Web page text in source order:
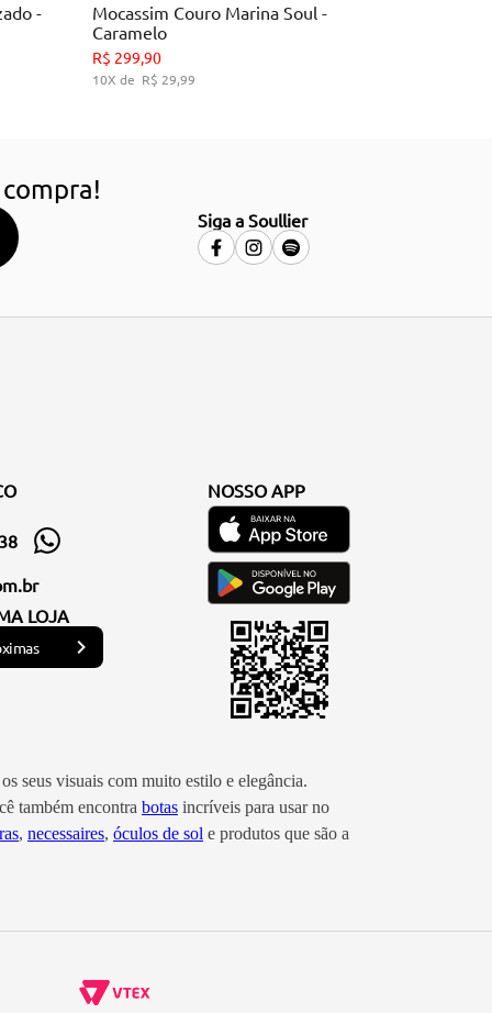
-
ADICIONAR AO CARRINHO
Mocassim Couro Marina Soul -
Caramelo
R$ 299,90
10 R$ 29,99
Siga a Soullier
LOJA
NOSSO APP
seus visuais com muito estilo e elegância.
também encontra botas incríveis para usar no
, necessaires, óculos de sol e produtos que são a